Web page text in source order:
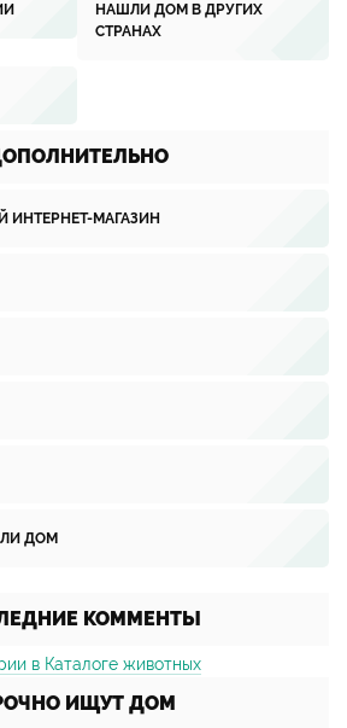
НАШЛИ ДОМ В ДРУГИХ
СТРАНАХ
ИНТЕРНЕТ-МАГАЗИН
ДОМ
КОММЕНТЫ
в Каталоге животных
ИЩУТ ДОМ